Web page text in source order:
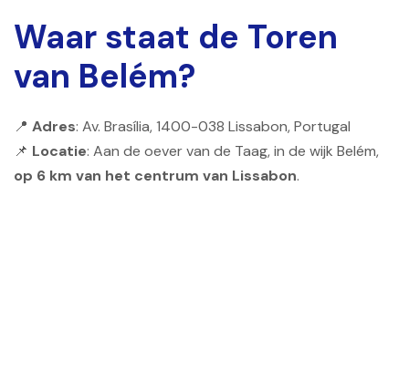
Waar staat de Toren
van Belém?
📍 Adres: Av. Brasília, 1400-038 Lissabon, Portugal
📌 Locatie: Aan de oever van de Taag, in de wijk Belém,
op 6 km van het centrum van Lissabon.